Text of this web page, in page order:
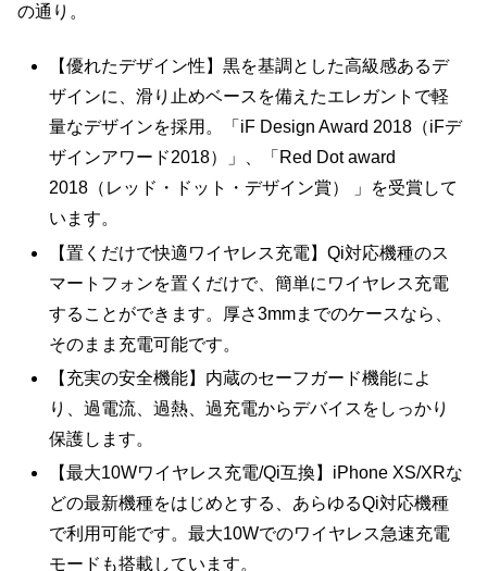
の通り。
【優れたデザイン性】黒を基調とした高級感あるデ
ザインに、滑り止めベースを備えたエレガントで軽
量なデザインを採用。「iF Design Award 2018（iFデ
ザインアワード2018）」、「Red Dot award
2018（レッド・ドット・デザイン賞） 」を受賞して
います。
【置くだけで快適ワイヤレス充電】Qi対応機種のス
マートフォンを置くだけで、簡単にワイヤレス充電
することができます。厚さ3mmまでのケースなら、
そのまま充電可能です。
【充実の安全機能】内蔵のセーフガード機能によ
り、過電流、過熱、過充電からデバイスをしっかり
保護します。
【最大10Wワイヤレス充電/Qi互換】iPhone XS/XRな
どの最新機種をはじめとする、あらゆるQi対応機種
で利用可能です。最大10Wでのワイヤレス急速充電
モードも搭載しています。